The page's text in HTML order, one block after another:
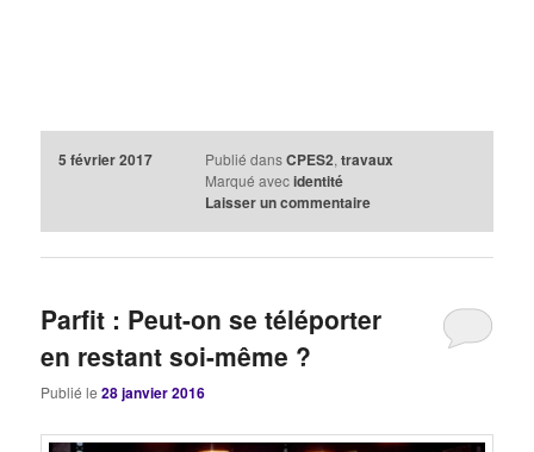
5 février 2017 Publié dans CPES2, travaux
Marqué avec identité
Laisser un commentaire
Parfit : Peut-on se téléporter
en restant soi-même ?
Publié le28 janvier 2016